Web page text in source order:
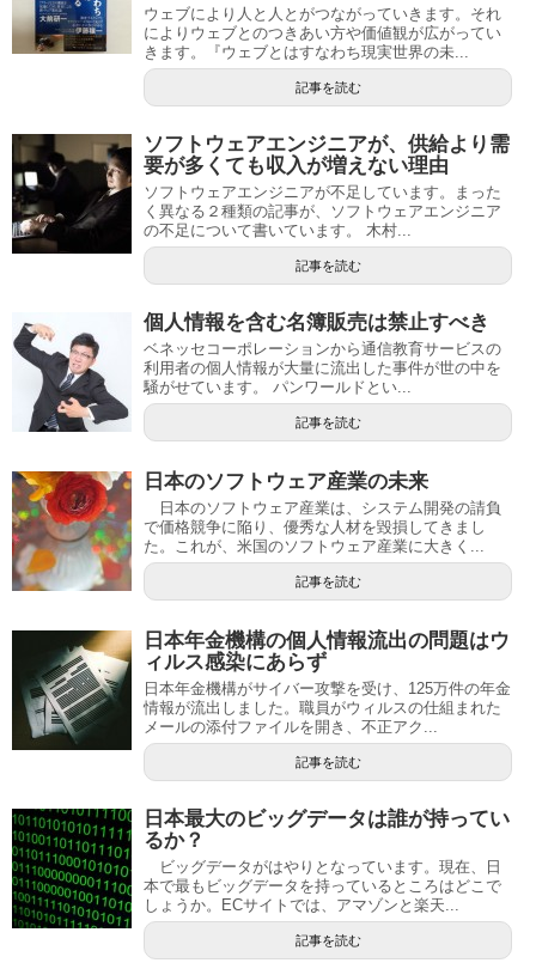
ウェブにより人と人とがつながっていきます。それ
によりウェブとのつきあい方や価値観が広がってい
きます。『ウェブとはすなわち現実世界の未...
記事を読む
ソフトウェアエンジニアが、供給より需
要が多くても収入が増えない理由
ソフトウェアエンジニアが不足しています。まった
く異なる２種類の記事が、ソフトウェアエンジニア
の不足について書いています。 木村...
記事を読む
個人情報を含む名簿販売は禁止すべき
ベネッセコーポレーションから通信教育サービスの
利用者の個人情報が大量に流出した事件が世の中を
騒がせています。 パンワールドとい...
記事を読む
日本のソフトウェア産業の未来
日本のソフトウェア産業は、システム開発の請負
で価格競争に陥り、優秀な人材を毀損してきまし
た。これが、米国のソフトウェア産業に大きく...
記事を読む
日本年金機構の個人情報流出の問題はウ
ィルス感染にあらず
日本年金機構がサイバー攻撃を受け、125万件の年金
情報が流出しました。職員がウィルスの仕組まれた
メールの添付ファイルを開き、不正アク...
記事を読む
日本最大のビッグデータは誰が持ってい
るか？
ビッグデータがはやりとなっています。現在、日
本で最もビッグデータを持っているところはどこで
しょうか。ECサイトでは、アマゾンと楽天...
記事を読む